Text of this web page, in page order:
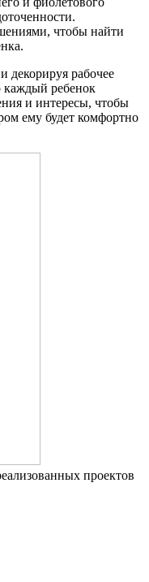
чтобы найти
декорируя рабочее
каждый ребенок
и интересы, чтобы
ему будет комфортно
проектов